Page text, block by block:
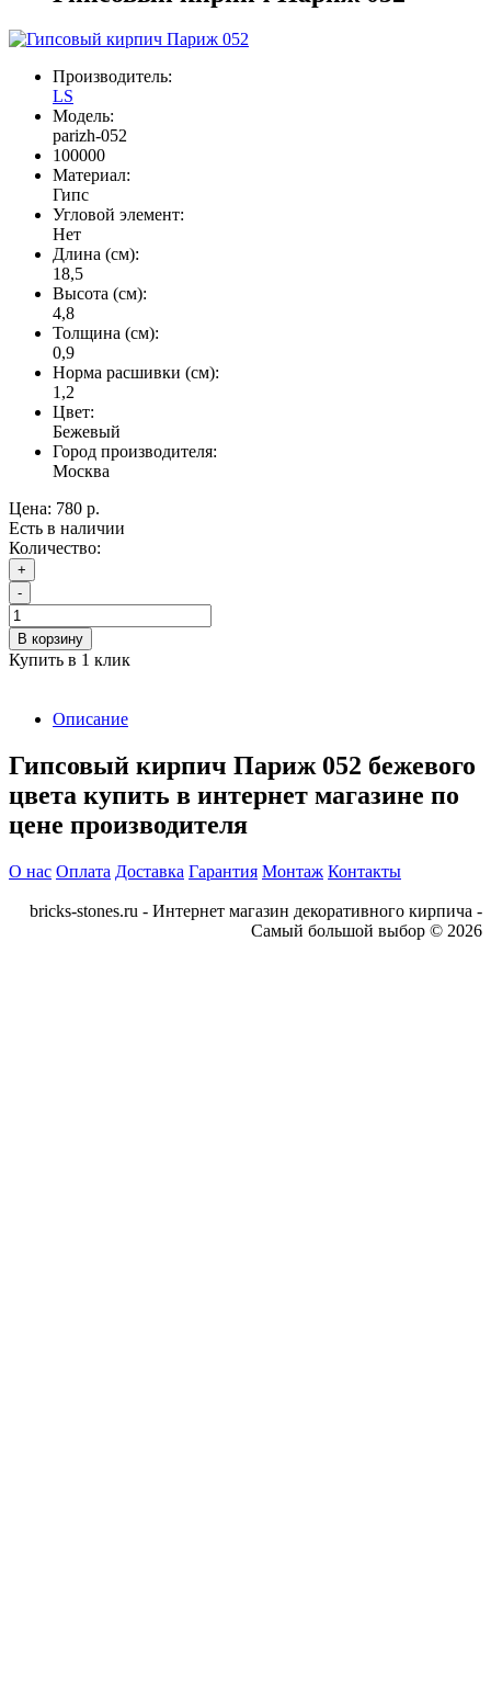
Производитель:
LS
Модель:
parizh-052
100000
Материал:
Гипс
Угловой элемент:
Нет
Длина (см):
18,5
Высота (см):
4,8
Толщина (см):
0,9
Норма расшивки (см):
1,2
Цвет:
Бежевый
Город производителя:
Москва
Цена: 780 р.
Есть в наличии
Количество:
+
-
В корзину
Купить в 1 клик
Описание
Гипсовый кирпич Париж 052 бежевого
цвета купить в интернет магазине по
цене производителя
О нас Оплата Доставка Гарантия Монтаж Контакты
bricks-stones.ru - Интернет магазин декоративного кирпича -
Самый большой выбор © 2026